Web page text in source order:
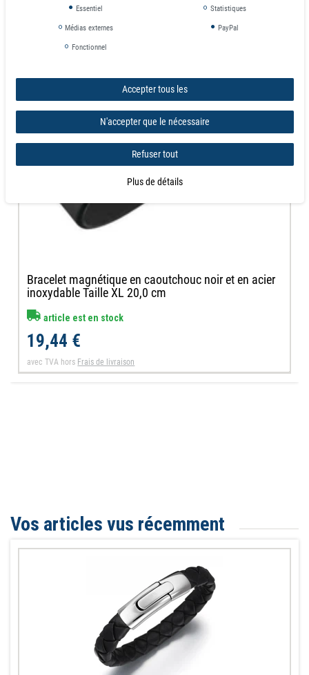
Bracelet magnétique en caoutchouc noir et en acier
inoxydable Taille XL 20,0 cm
article est en stock
19,44 €
avec TVA hors Frais de livraison
Vos articles vus récemment
Essentiel Statistiques
Médias externes PayPal
Fonctionnel
Accepter tous les
N'accepter que le nécessaire
Refuser tout
Plus de détails